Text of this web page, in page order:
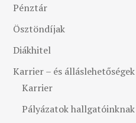
Pénztár
Ösztöndíjak
Diákhitel
Karrier – és álláslehetőségek
Karrier
Pályázatok hallgatóinknak